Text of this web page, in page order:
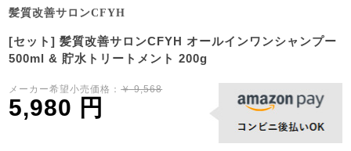
髪質改善サロンCFYH
[セット] 髪質改善サロンCFYH オールインワンシャンプー
500ml & 貯水トリートメント 200g
メーカー希望小売価格：￥ 9,568
5,980 円